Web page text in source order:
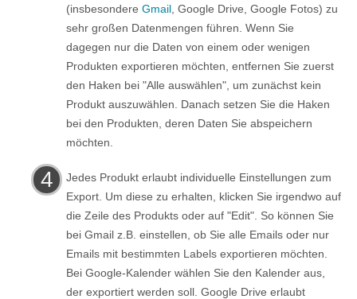
(insbesondere Gmail , Google Drive, Google Fotos) zu
sehr großen Datenmengen führen. Wenn Sie
dagegen nur die Daten von einem oder wenigen
Produkten exportieren möchten, entfernen Sie zuerst
den Haken bei "Alle auswählen", um zunächst kein
Produkt auszuwählen. Danach setzen Sie die Haken
bei den Produkten, deren Daten Sie abspeichern
möchten.
Jedes Produkt erlaubt individuelle Einstellungen zum
Export. Um diese zu erhalten, klicken Sie irgendwo auf
die Zeile des Produkts oder auf "Edit". So können Sie
bei Gmail z.B. einstellen, ob Sie alle Emails oder nur
Emails mit bestimmten Labels exportieren möchten.
Bei Google-Kalender wählen Sie den Kalender aus,
der exportiert werden soll. Google Drive erlaubt